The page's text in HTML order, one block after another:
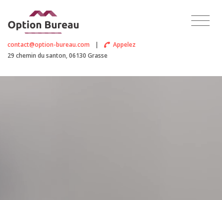
contact@option-bureau.com |
Appelez
29 chemin du santon, 06130 Grasse